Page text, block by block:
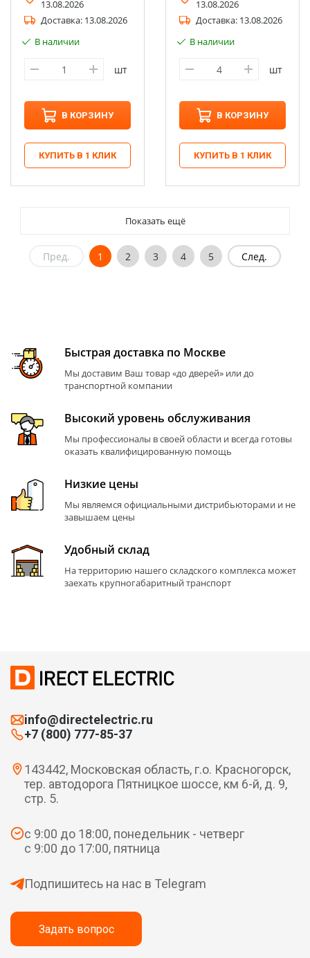
13.08.2026
Доставка: 13.08.2026
В наличии
шт
В КОРЗИНУ
КУПИТЬ В 1 КЛИК
13.08.2026
Доставка: 13.08.2026
В наличии
шт
В КОРЗИНУ
КУПИТЬ В 1 КЛИК
Показать ещё
Пред. 1 2 3 4 5 След.
Быстрая доставка по Москве
Мы доставим Ваш товар «до дверей» или до
транспортной компании
Высокий уровень обслуживания
Мы профессионалы в своей области и всегда готовы
оказать квалифицированную помощь
Низкие цены
Мы являемся официальными дистрибьюторами и не
завышаем цены
Удобный склад
На территорию нашего складского комплекса может
заехать крупногабаритный транспорт
info@directelectric.ru
+7 (800) 777-85-37
143442, Московская область, г.о. Красногорск,
тер. автодорога Пятницкое шоссе, км 6-й, д. 9,
стр. 5.
с 9:00 до 18:00, понедельник - четверг
с 9:00 до 17:00, пятница
Подпишитесь на нас в Telegram
Задать вопрос